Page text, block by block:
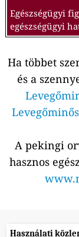
Egészségügyi
egészségügyi
Ha többet
és a
A pekingi
hasznos
Használati